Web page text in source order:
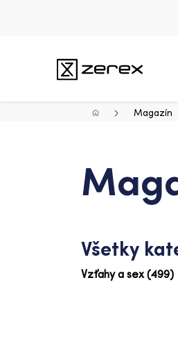
Magazín
Všetky
Vzťahy a sex (499)